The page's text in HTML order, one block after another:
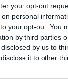
your opt-out
personal
your opt-out. You
by third parties
by us to
it to other
Przyszedł